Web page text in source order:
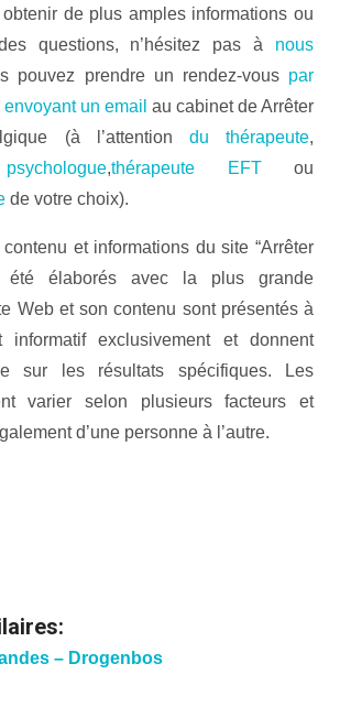
de plus amples informations ou
questions, n’hésitez pas à nous
pouvez prendre un rendez-vous par
envoyant un email au cabinet de Arrêter
(à l’attention du thérapeute,
psychologue,thérapeute EFTou
de votre choix).
contenu et informations du site “Arrêter
été élaborés avec la plus grande
Web et son contenu sont présentés à
exclusivement et donnent
sur les résultats spécifiques. Les
varier selon plusieurs facteurs et
d’une personne à l’autre.
– Drogenbos